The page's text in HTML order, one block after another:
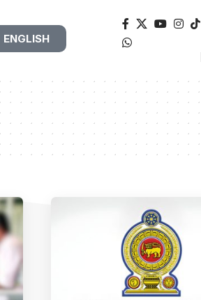
ENGLISH